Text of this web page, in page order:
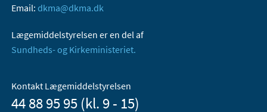
Email: dkma@dkma.dk
Lægemiddelstyrelsen er en del af
Sundheds- og Kirkeministeriet.
Kontakt Lægemiddelstyrelsen
44 88 95 95 (kl. 9 - 15)